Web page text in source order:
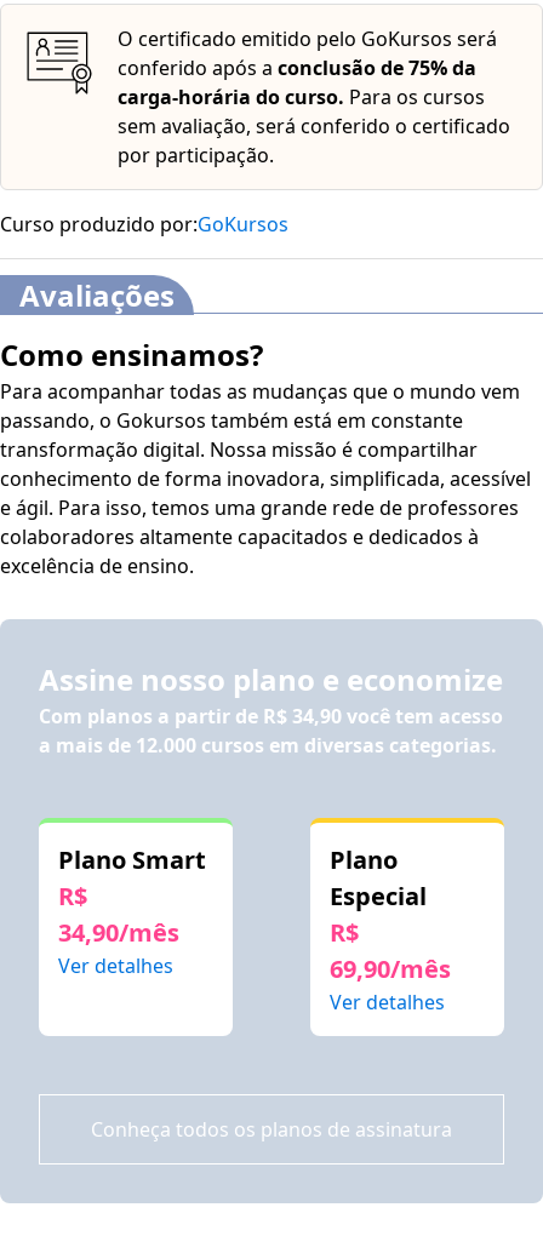
O certificado emitido pelo GoKursos será
conferido após a conclusão de 75% da
carga-horária do curso. Para os cursos
sem avaliação, será conferido o certificado
por participação.
Curso produzido por:GoKursos
Avaliações
Como ensinamos?
Para acompanhar todas as mudanças que o mundo vem
passando, o Gokursos também está em constante
transformação digital. Nossa missão é compartilhar
conhecimento de forma inovadora, simplificada, acessível
e ágil. Para isso, temos uma grande rede de professores
colaboradores altamente capacitados e dedicados à
excelência de ensino.
Assine nosso plano e economize
Com planos a partir de R$ 34,90você tem acesso
a mais de 12.000 cursos em diversas categorias.
Plano Smart
R$
34,90/mês
Ver detalhes
Plano
Especial
R$
69,90/mês
Ver detalhes
Conheça todos os planos de assinatura